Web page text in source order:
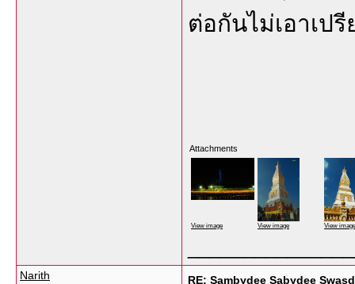
ต่อกันไม่เอาเป
Attachments
View image View image View image
Narith
RE: Sambydee Sabydee